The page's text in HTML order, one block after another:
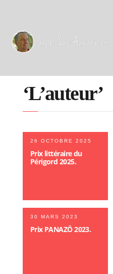
‘L’auteur’
26 OCTOBRE 2025
Prix littéraire du
Périgord 2025.
30 MARS 2023
Prix PANAZÔ 2023.